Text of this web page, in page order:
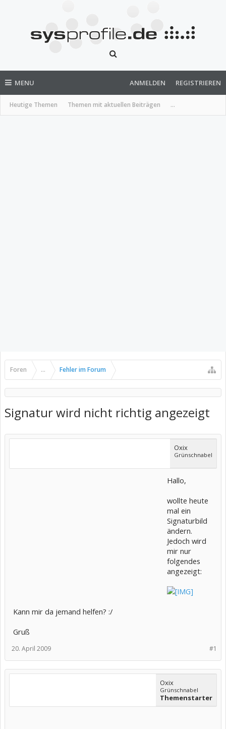
MENU
Heutige Themen Themen mit aktuellen Beiträgen ...
ANMELDEN REGISTRIEREN
Foren ... Fehler im Forum
Signatur wird nicht richtig angezeigt
Oxix
Grünschnabel
Hallo,
wollte heute
mal ein
Signaturbild
ändern.
Jedoch wird
mir nur
folgendes
angezeigt:
Kann mir da jemand helfen? :/
Gruß
#1
20. April 2009
Oxix
Grünschnabel
Themenstarter